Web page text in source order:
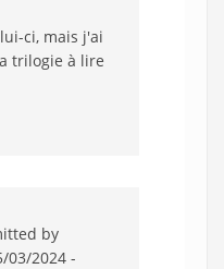
ci, mais j'ai
trilogie à lire
by
03/2024 -